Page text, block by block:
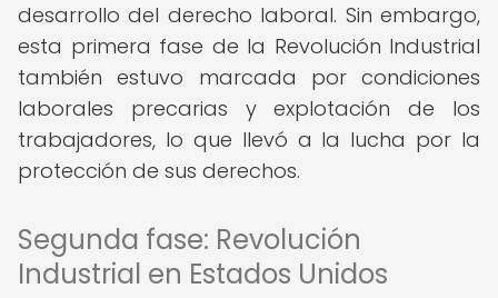
desarrollo del derecho laboral. Sin embargo,
esta primera fase de la Revolución Industrial
también estuvo marcada por condiciones
laborales precarias y explotación de los
trabajadores, lo que llevó a la lucha por la
protección de sus derechos.
Segunda fase: Revolución
Industrial en Estados Unidos